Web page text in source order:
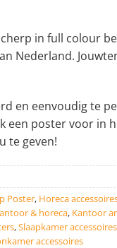
in full colour
Nederland.
en eenvoudig te
een poster voor in
te geven!
Poster, Horeca
& horeca, Kantoor
,Slaapkamer accessoires
accessoires